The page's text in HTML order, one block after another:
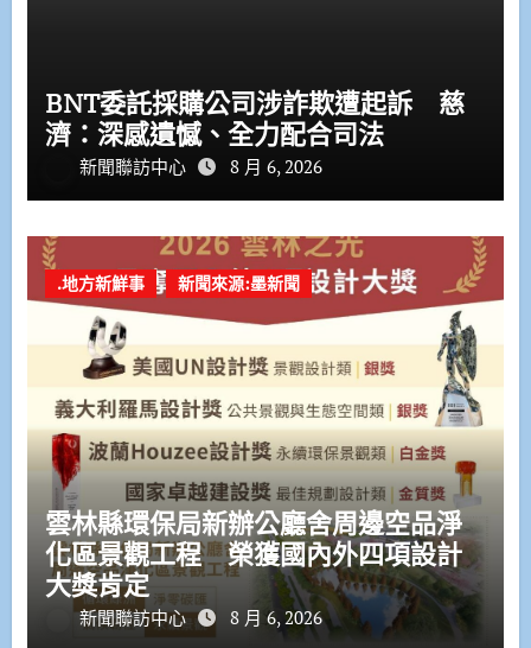
BNT委託採購公司涉詐欺遭起訴 慈
濟：深感遺憾、全力配合司法
新聞聯訪中心 8 月 6, 2026
.地方新鮮事 新聞來源:墨新聞
雲林縣環保局新辦公廳舍周邊空品淨
化區景觀工程 榮獲國內外四項設計
大獎肯定
新聞聯訪中心 8 月 6, 2026